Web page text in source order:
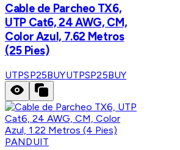
Cable de Parcheo TX6,
UTP Cat6, 24 AWG, CM,
Color Azul, 7.62 Metros
(25 Pies)
UTPSP25BUYUTPSP25BUY
PANDUIT